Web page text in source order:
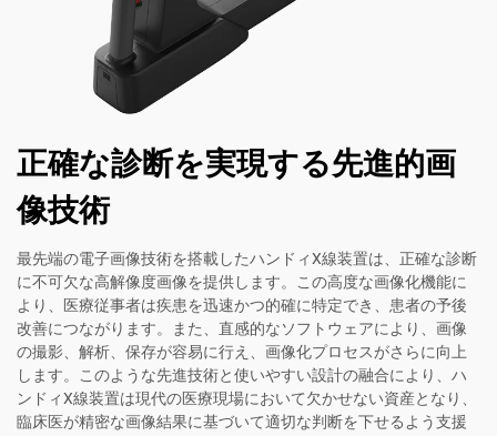
正確な診断を実現する先進的画
像技術
最先端の電子画像技術を搭載したハンドィX線装置は、正確な診断
に不可欠な高解像度画像を提供します。この高度な画像化機能に
より、医療従事者は疾患を迅速かつ的確に特定でき、患者の予後
改善につながります。また、直感的なソフトウェアにより、画像
の撮影、解析、保存が容易に行え、画像化プロセスがさらに向上
します。このような先進技術と使いやすい設計の融合により、ハ
ンドィX線装置は現代の医療現場において欠かせない資産となり、
臨床医が精密な画像結果に基づいて適切な判断を下せるよう支援